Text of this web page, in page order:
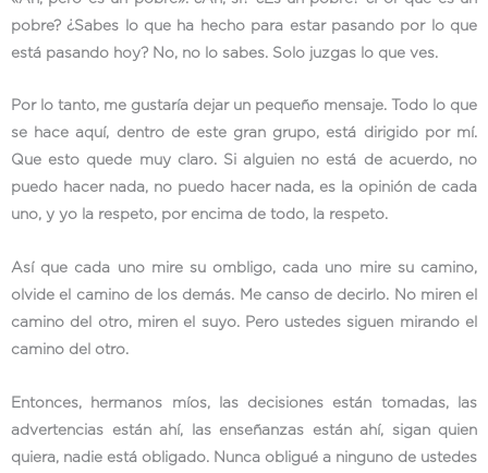
pobre? ¿Sabes lo que ha hecho para estar pasando por lo que
está pasando hoy? No, no lo sabes. Solo juzgas lo que ves.
Por lo tanto, me gustaría dejar un pequeño mensaje. Todo lo que
se hace aquí, dentro de este gran grupo, está dirigido por mí.
Que esto quede muy claro. Si alguien no está de acuerdo, no
puedo hacer nada, no puedo hacer nada, es la opinión de cada
uno, y yo la respeto, por encima de todo, la respeto.
Así que cada uno mire su ombligo, cada uno mire su camino,
olvide el camino de los demás. Me canso de decirlo. No miren el
camino del otro, miren el suyo. Pero ustedes siguen mirando el
camino del otro.
Entonces, hermanos míos, las decisiones están tomadas, las
advertencias están ahí, las enseñanzas están ahí, sigan quien
quiera, nadie está obligado. Nunca obligué a ninguno de ustedes